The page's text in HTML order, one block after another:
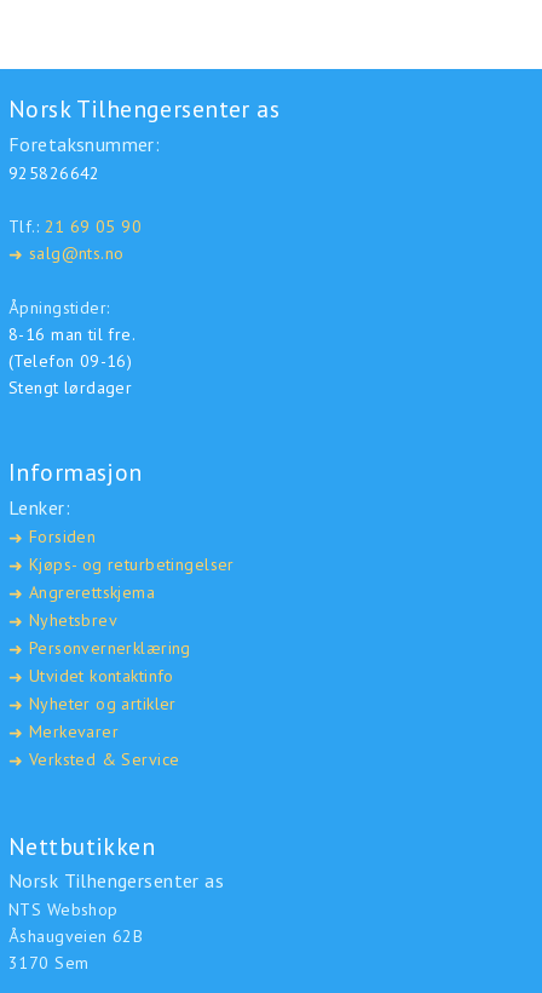
Norsk Tilhengersenter as
Foretaksnummer:
925826642
Tlf.: 21 69 05 90
➜ salg@nts.no
Åpningstider:
8-16 man til fre.
(Telefon 09-16)
Stengt lørdager
Informasjon
Lenker:
➜ Forsiden
➜ Kjøps- og returbetingelser
➜ Angrerettskjema
➜ Nyhetsbrev
➜ Personvernerklæring
➜ Utvidet kontaktinfo
➜ Nyheter og artikler
➜ Merkevarer
➜ Verksted & Service
Nettbutikken
Norsk Tilhengersenter as
NTS Webshop
Åshaugveien 62B
3170 Sem